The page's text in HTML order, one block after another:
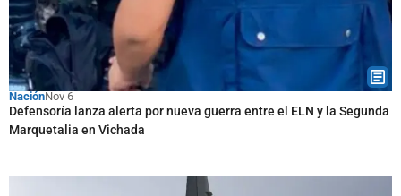
NaciónNov 6
Defensoría lanza alerta por nueva guerra entre el ELN y la Segunda
Marquetalia en Vichada